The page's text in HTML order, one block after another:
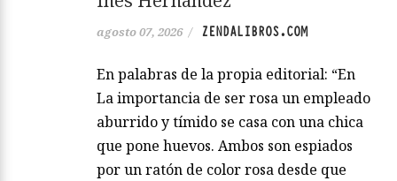
agosto 07, 2026 / ZENDALIBROS.COM
En palabras de la propia editorial: “En
La importancia de ser rosa un empleado
aburrido y tímido se casa con una chica
que pone huevos. Ambos son espiados
por un ratón de color rosa desde que